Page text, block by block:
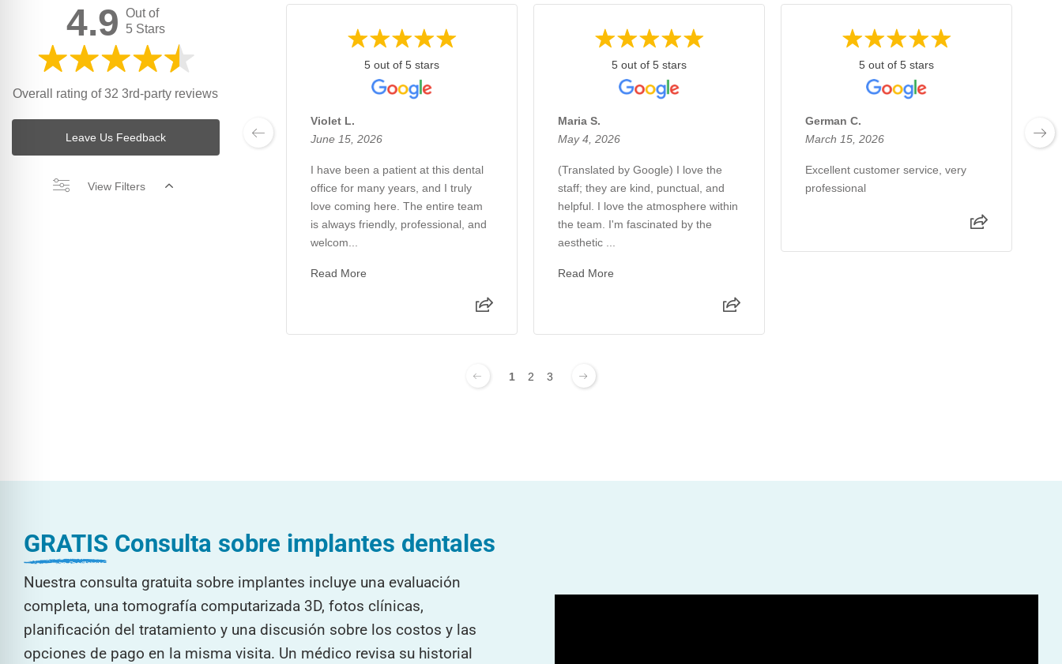
4.9 Out of
5 Stars
Overall rating of 32 3rd-party reviews
Leave Us Feedback
View Filters
5 out of 5 stars
Violet L.
June 15, 2026
I have been a patient at this dental
office for many years, and I truly
love coming here. The entire team
is always friendly, professional, and
welcom...
Read More
5 out of 5 stars
Maria S.
May 4, 2026
(Translated by Google) I love the
staff; they are kind, punctual, and
helpful. I love the atmosphere within
the team. I'm fascinated by the
aesthetic ...
Read More
5 out of 5 stars
German C.
March 15, 2026
Excellent customer service, very
professional
1 2 3
GRATIS Consulta sobre implantes dentales
Nuestra consulta gratuita sobre implantes incluye una evaluación
completa, una tomografía computarizada 3D, fotos clínicas,
planificación del tratamiento y una discusión sobre los costos y las
opciones de pago en la misma visita. Un médico revisa su historial